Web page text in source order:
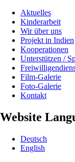
Aktuelles
Kinderarbeit
Wir über uns
Projekt in Indien
Kooperationen
Unterstützen /
Film-Galerie
Foto-Galerie
Kontakt
Website
Deutsch
English